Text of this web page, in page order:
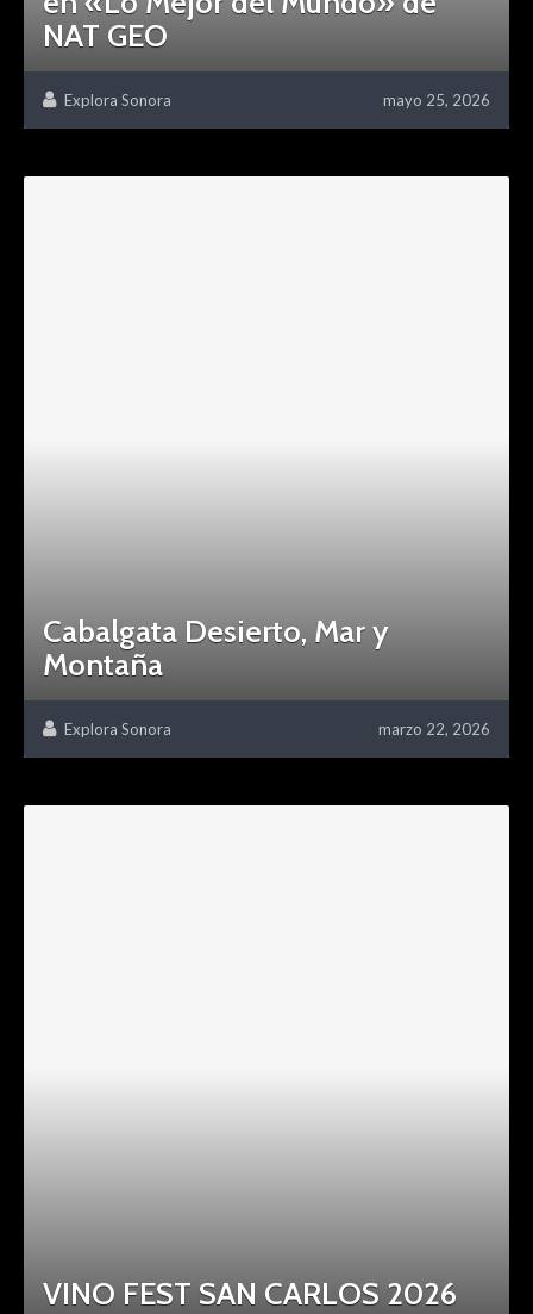
NAT GEO
Explora Sonora mayo 25, 2026
Cabalgata Desierto, Mar y
Montaña
Explora Sonora marzo 22, 2026
VINO FEST SAN CARLOS 2026